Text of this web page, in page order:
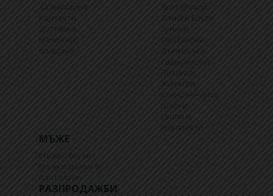
За магазина
Контакти
Доставка
Начин на
плащане
Якета Рокли
Дамски Блузи
Туники
Панталони
ДънкиСака
Гащеризони
Потници
Жилетки
Клинове Чанти
Шапки
Екипи и
комплекти
МЪЖЕ
Мъжки блузи
Мъжки дънки и
панталони
РАЗПРОДАЖБИ